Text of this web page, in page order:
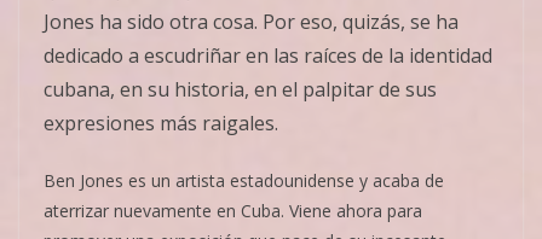
Jones ha sido otra cosa. Por eso, quizás, se ha
dedicado a escudriñar en las raíces de la identidad
cubana, en su historia, en el palpitar de sus
expresiones más raigales.
Ben Jones es un artista estadounidense y acaba de
aterrizar nuevamente en Cuba. Viene ahora para